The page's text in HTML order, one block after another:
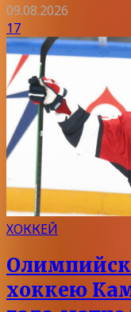
09.08.2026
17
ХОККЕЙ
хоккею